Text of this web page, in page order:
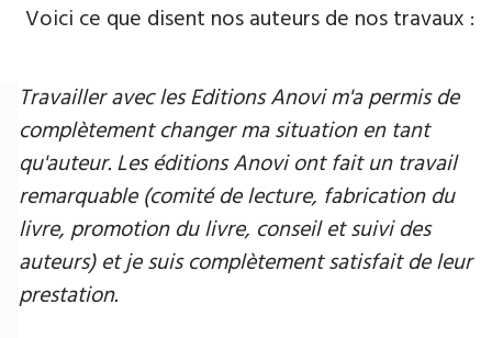
Voici ce que disent nos auteurs de nos travaux :
Travailler avec les Editions Anovi m'a permis de
complètement changer ma situation en tant
qu'auteur. Les éditions Anovi ont fait un travail
remarquable (comité de lecture, fabrication du
livre, promotion du livre, conseil et suivi des
auteurs) et je suis complètement satisfait de leur
prestation.